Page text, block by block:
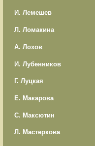
И. Лемешев
Л. Ломакина
А. Лохов
И. Лубенников
Г. Луцкая
Е. Макарова
С. Максютин
Л. Мастеркова